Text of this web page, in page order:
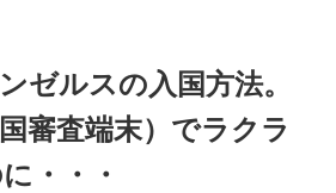
ゼルスの入国方法。
審査端末）でラクラ
・・・